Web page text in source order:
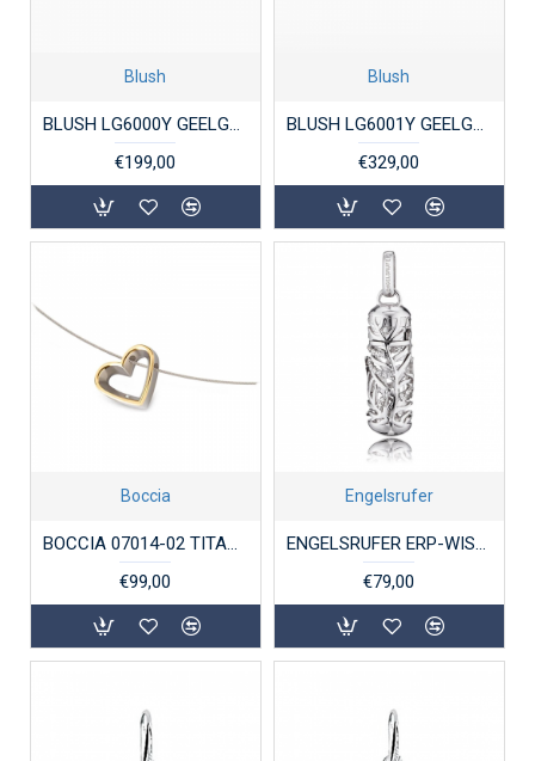
Blush
BLUSH LG6000Y GEELGOUDEN HANGER MET LAB GROWN DIAMOND 0.15CT
€199,00
Blush
BLUSH LG6001Y GEELGOUDEN HANGER MET LAB GROWN DIAMOND 0.25CT
€329,00
Boccia
BOCCIA 07014-02 TITANIUM BICOLOR HANGER MET DIAMANT
€99,00
Engelsrufer
ENGELSRUFER ERP-WISHFEDER-ZI ZILVEREN HANGER MET ZIRKONIA WISHFEDER
€79,00